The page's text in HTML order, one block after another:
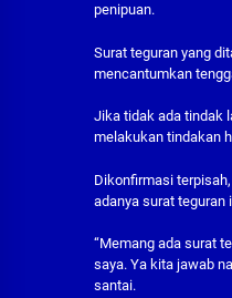
penipuan.
Surat teguran yang
mencantumkan
Jika tidak ada tindak
melakukan tindakan
Dikonfirmasi
adanya surat teguran
“Memang ada surat
saya. Ya kita jawab
santai.